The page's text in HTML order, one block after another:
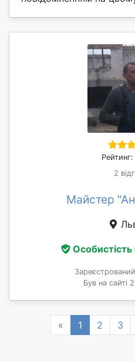
2
Майстер
Був на сайті
« Previous
1 2 3